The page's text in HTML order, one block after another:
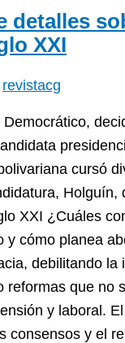
detalles
XXI
revistacg
cursó
XXI ¿Cuáles
cómo planea
debilitando
reformas que no
y laboral.
consensos y el